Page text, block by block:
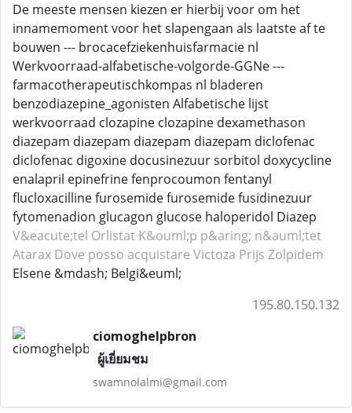
De meeste mensen kiezen er hierbij voor om het
innamemoment voor het slapengaan als laatste af te
bouwen --- brocacefziekenhuisfarmacie nl
Werkvoorraad-alfabetische-volgorde-GGNe ---
farmacotherapeutischkompas nl bladeren
benzodiazepine_agonisten Alfabetische lijst
werkvoorraad clozapine clozapine dexamethason
diazepam diazepam diazepam diazepam diclofenac
diclofenac digoxine docusinezuur sorbitol doxycycline
enalapril epinefrine fenprocoumon fentanyl
flucloxacilline furosemide furosemide fusidinezuur
fytomenadion glucagon glucose haloperidol Diazep
V&eacute;tel Orlistat K&ouml;p p&aring; n&auml;tet
Atarax Dove posso acquistare Victoza Prijs Zolpidem
Elsene &mdash; Belgi&euml;
195.80.150.132
ciomoghelpbron
ผู้เยี่ยมชม
swamnolalmi@gmail.com